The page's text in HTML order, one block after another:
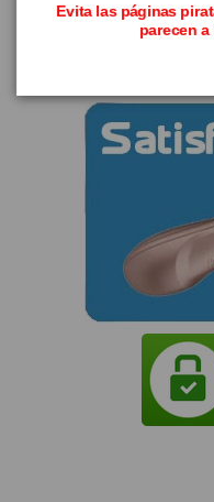
Evita las páginas
parecen